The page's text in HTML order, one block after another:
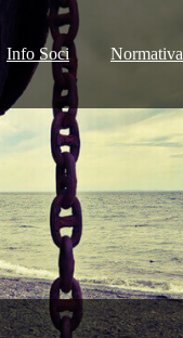
Info Soci Normativa